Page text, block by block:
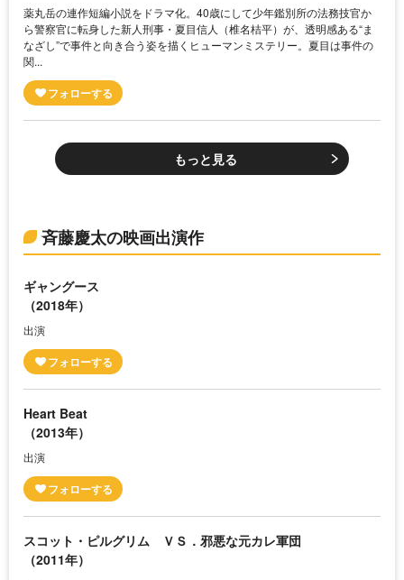
薬丸岳の連作短編小説をドラマ化。40歳にして少年鑑別所の法務技官か
ら警察官に転身した新人刑事・夏目信人（椎名桔平）が、透明感ある“ま
なざし”で事件と向き合う姿を描くヒューマンミステリー。夏目は事件の
関...
もっと見る
斉藤慶太の映画出演作
ギャングース
（2018年）
出演
Heart Beat
（2013年）
出演
スコット・ピルグリム ＶＳ．邪悪な元カレ軍団
（2011年）